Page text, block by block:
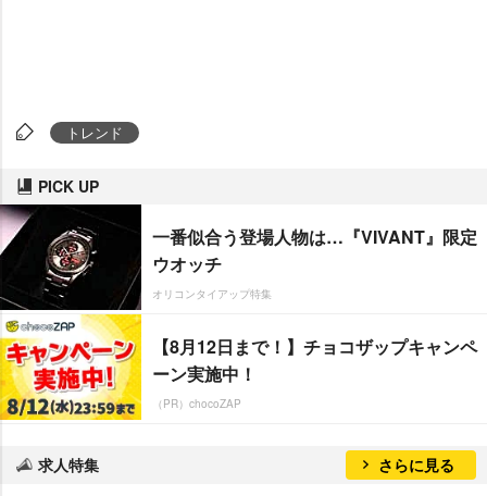
トレンド
PICK UP
一番似合う登場人物は…『VIVANT』限定
ウオッチ
オリコンタイアップ特集
【8月12日まで！】チョコザップキャンペ
ーン実施中！
（PR）chocoZAP
求人特集 さらに見る